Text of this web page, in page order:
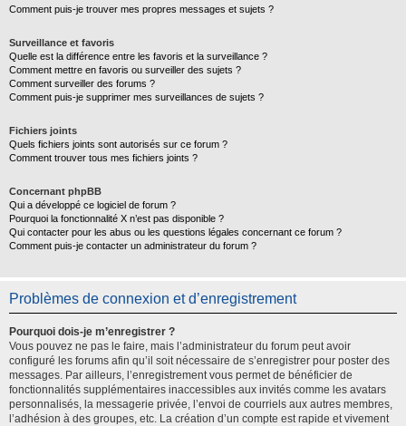
Comment puis-je trouver mes propres messages et sujets ?
Surveillance et favoris
Quelle est la différence entre les favoris et la surveillance ?
Comment mettre en favoris ou surveiller des sujets ?
Comment surveiller des forums ?
Comment puis-je supprimer mes surveillances de sujets ?
Fichiers joints
Quels fichiers joints sont autorisés sur ce forum ?
Comment trouver tous mes fichiers joints ?
Concernant phpBB
Qui a développé ce logiciel de forum ?
Pourquoi la fonctionnalité X n’est pas disponible ?
Qui contacter pour les abus ou les questions légales concernant ce forum ?
Comment puis-je contacter un administrateur du forum ?
Problèmes de connexion et d’enregistrement
Pourquoi dois-je m’enregistrer ?
Vous pouvez ne pas le faire, mais l’administrateur du forum peut avoir
configuré les forums afin qu’il soit nécessaire de s’enregistrer pour poster des
messages. Par ailleurs, l’enregistrement vous permet de bénéficier de
fonctionnalités supplémentaires inaccessibles aux invités comme les avatars
personnalisés, la messagerie privée, l’envoi de courriels aux autres membres,
l’adhésion à des groupes, etc. La création d’un compte est rapide et vivement